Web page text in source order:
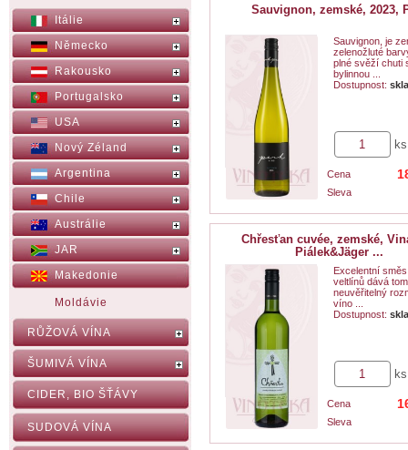
Sauvignon, zemské, 2023,
Sauvignon, je
zelenožluté
plné svěží chuti
bylinnou ...
Dostupnost:
ks
Cena
Sleva
Chřesťan cuvée, zemské,
Piálek&Jäger ...
Excelentní
veltlínů dává
neuvěřitelný
víno ...
Dostupnost:
ks
Cena
Sleva
Itálie
Německo
Rakousko
Portugalsko
USA
Nový Zéland
Argentina
Chile
Austrálie
JAR
Makedonie
Moldávie
RŮŽOVÁ VÍNA
ŠUMIVÁ VÍNA
CIDER, BIO ŠŤÁVY
SUDOVÁ VÍNA